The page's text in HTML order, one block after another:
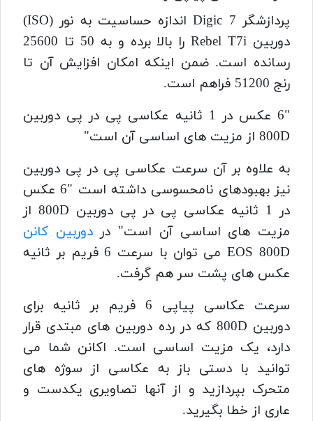
پردازشگر Digic 7 اندازه حساسیت به نور (ISO)
دوربین Rebel T7i را بالا برده و به 50 تا 25600
رسانده است. ضمن اینکه امکان افزایش آن تا
رنج 51200 فراهم است.
"6 عکس در 1 ثانیه عکاسی پی در پی دوربین
800D از مزیت های اساسی آن است"
به علاوه بر آن سرعت عکاسی پی در پی دوربین
نیز بهبودهای نامحسوسی داشته است "6 عکس
در 1 ثانیه عکاسی پی در پی دوربین 800D از
مزیت های اساسی آن است" دردوربین کانن
EOS 800D می توان با سرعت 6 فریم بر ثانیه
عکس های پشت سر هم گرفت.
سرعت عکاسی پیاپی 6 فریم بر ثانیه برای
دوربین 800D که در رده دوربین های مبتدی قرار
دارد، یک مزیت اساسی است. اکانن شما می
توانید با دستی باز به عکاسی از سوژه های
متحرک بپردازید و از آنها تصاویری یکدست و
عاری از خطا بگیرید.